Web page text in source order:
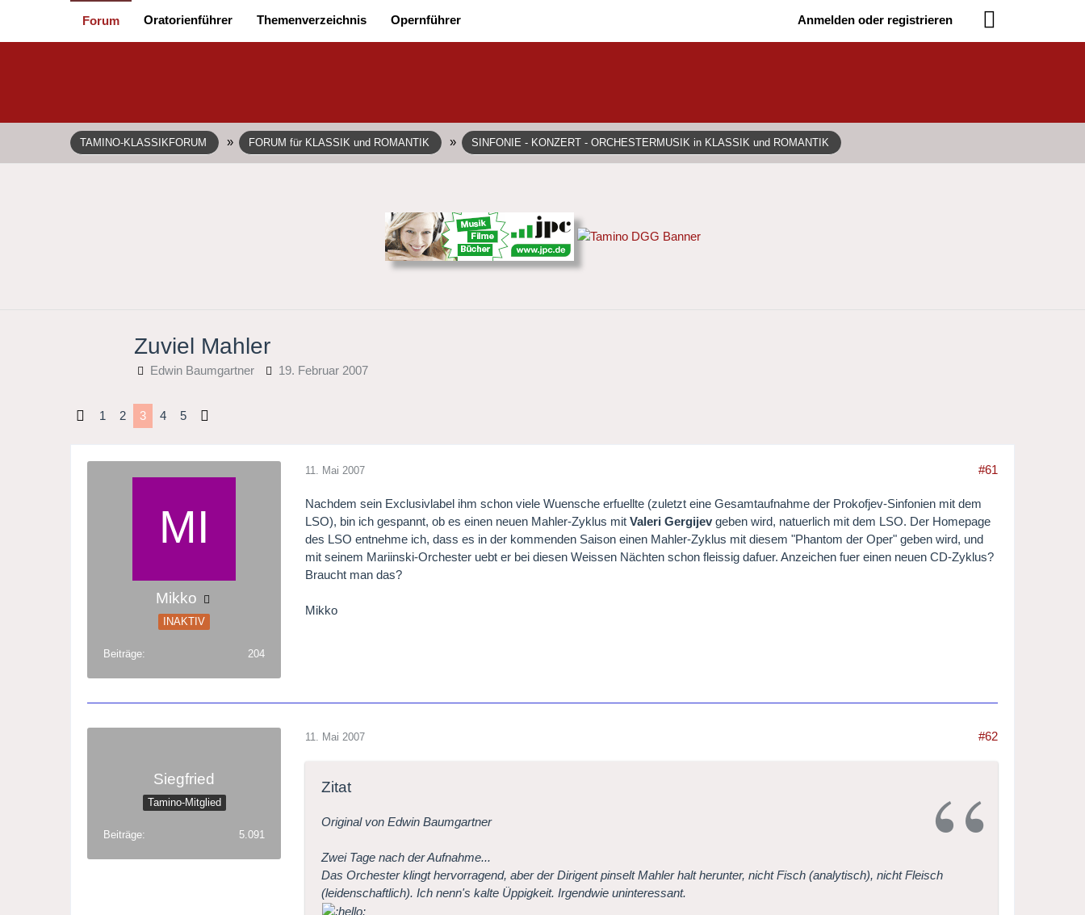
Forum Oratorienführer Themenverzeichnis Opernführer Anmelden oder registrieren
TAMINO-KLASSIKFORUM » FORUM für KLASSIK und ROMANTIK » SINFONIE - KONZERT - ORCHESTERMUSIK in KLASSIK und ROMANTIK
Zuviel Mahler
Edwin Baumgartner 19. Februar 2007
1 2 3 4 5
Mikko
INAKTIV
Beiträge 204
11. Mai 2007 #61
Nachdem sein Exclusivlabel ihm schon viele Wuensche erfuellte (zuletzt eine Gesamtaufnahme der Prokofjev-Sinfonien mit dem
LSO), bin ich gespannt, ob es einen neuen Mahler-Zyklus mitValeri Gergijev geben wird, natuerlich mit dem LSO. Der Homepage
des LSO entnehme ich, dass es in der kommenden Saison einen Mahler-Zyklus mit diesem "Phantom der Oper" geben wird, und
mit seinem Mariinski-Orchester uebt er bei diesen Weissen Nächten schon fleissig dafuer. Anzeichen fuer einen neuen CD-Zyklus?
Braucht man das?
Mikko
Siegfried
Tamino-Mitglied
Beiträge 5.091
11. Mai 2007 #62
Zitat
Original von Edwin Baumgartner
Zwei Tage nach der Aufnahme...
Das Orchester klingt hervorragend, aber der Dirigent pinselt Mahler halt herunter, nicht Fisch (analytisch), nicht Fleisch
(leidenschaftlich). Ich nenn's kalte Üppigkeit. Irgendwie uninteressant.